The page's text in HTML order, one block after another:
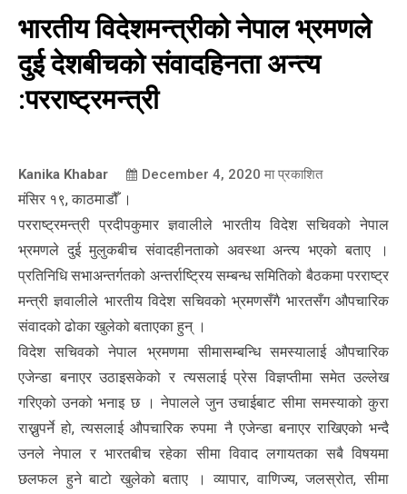
भारतीय विदेशमन्त्रीको नेपाल भ्रमणले
दुई देशबीचको संवादहिनता अन्त्य
:परराष्ट्रमन्त्री
Kanika Khabar December 4, 2020 मा प्रकाशित
मंसिर १९, काठमाडौँ ।
परराष्ट्रमन्त्री प्रदीपकुमार ज्ञवालीले भारतीय विदेश सचिवको नेपाल
भ्रमणले दुई मुलुकबीच संवादहीनताको अवस्था अन्त्य भएको बताए ।
प्रतिनिधि सभाअन्तर्गतको अन्तर्राष्ट्रिय सम्बन्ध समितिको बैठकमा परराष्ट्र
मन्त्री ज्ञवालीले भारतीय विदेश सचिवको भ्रमणसँगै भारतसँग औपचारिक
संवादको ढोका खुलेको बताएका हुन् ।
विदेश सचिवको नेपाल भ्रमणमा सीमासम्बन्धि समस्यालाई औपचारिक
एजेन्डा बनाएर उठाइसकेको र त्यसलाई प्रेस विज्ञप्तीमा समेत उल्लेख
गरिएको उनको भनाइ छ । नेपालले जुन उचाईबाट सीमा समस्याको कुरा
राख्नुपर्ने हो, त्यसलाई औपचारिक रुपमा नै एजेन्डा बनाएर राखिएको भन्दै
उनले नेपाल र भारतबीच रहेका सीमा विवाद लगायतका सबै विषयमा
छलफल हुने बाटो खुलेको बताए । व्यापार, वाणिज्य, जलस्रोत, सीमा